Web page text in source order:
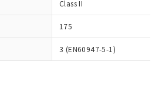
Class II
175
3 (EN60947-5-1)
よび標準価格結果を当社の
諾なく第三者に漏洩または開
うお願いします。
ツ機能（部品リスト作成サー
ご利用いただくには、I-Web
替え状況などにより、予定
とがあります。
質（10物質）のすべてが基
ことを示します。
使用状況下において有害物
いし、環境に深刻な影響を
を意味します。
社製品を第三者に販売する
上記1、2および3の内容を当
通知します。また当社は、
よび販売に係わる関係者が違
するおそれがある場合は、取
たしません。
販売店・当社販売員にご確
生産機種、また在庫状況の
を公開していない機種